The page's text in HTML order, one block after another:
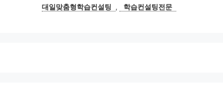
대일맞춤형학습컨설팅
, 학습컨설팅전문